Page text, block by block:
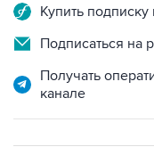
Купить
Подписаться на
Получать
канале